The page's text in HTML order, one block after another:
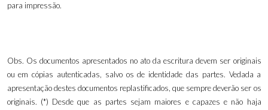
para impressão.
Obs. Os documentos apresentados no ato da escritura devem ser originais
ou em cópias autenticadas, salvo os de identidade das partes. Vedada a
apresentação destes documentos replastificados, que sempre deverão ser os
originais. (*) Desde que as partes sejam maiores e capazes e não haja